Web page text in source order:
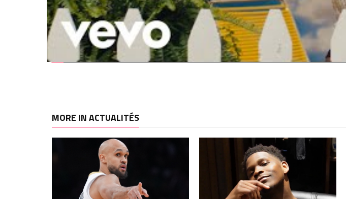
MORE IN ACTUALITÉS